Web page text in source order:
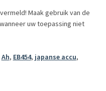
Maak gebruik van de
uw toepassing niet
Ah, EB454, japanse accu,